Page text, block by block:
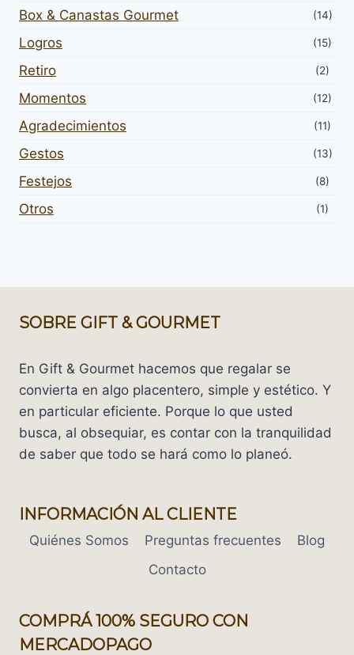
Box & Canastas Gourmet (14)
Logros (15)
Retiro (2)
Momentos (12)
Agradecimientos (11)
Gestos (13)
Festejos (8)
Otros (1)
SOBRE GIFT & GOURMET
En Gift & Gourmet hacemos que regalar se
convierta en algo placentero, simple y estético. Y
en particular eficiente. Porque lo que usted
busca, al obsequiar, es contar con la tranquilidad
de saber que todo se hará como lo planeó.
INFORMACIÓN AL CLIENTE
Quiénes Somos Preguntas frecuentes
Blog
Contacto
COMPRÁ 100% SEGURO CON
MERCADOPAGO